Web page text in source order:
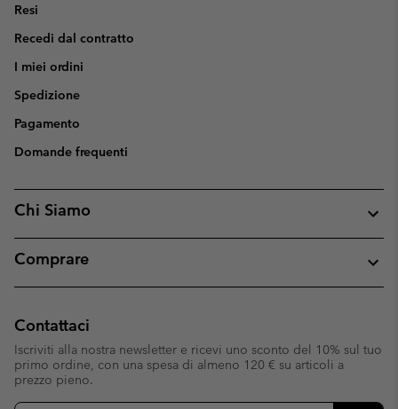
Resi
Recedi dal contratto
I miei ordini
Spedizione
Pagamento
Domande frequenti
Chi Siamo
Comprare
Contattaci
Iscriviti alla nostra newsletter e ricevi uno sconto del 10% sul tuo
primo ordine, con una spesa di almeno 120 € su articoli a
prezzo pieno.